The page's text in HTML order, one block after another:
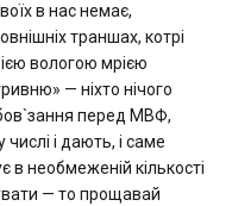
в нас немає,
траншах, котрі
вологою мрією
— ніхто нічого
перед МВФ,
і дають, і саме
в необмеженій кількості
— то прощавай